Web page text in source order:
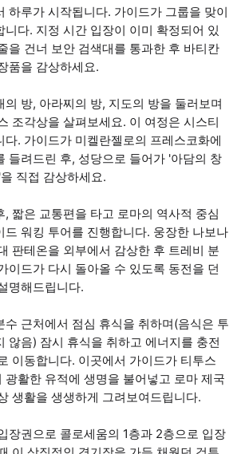
하루가 시작됩니다. 가이드가 그룹을 맞이
니다. 지정 시간 입장이 이미 확정되어 있
을 건너 보안 검색대를 통과한 후 바티칸
품을 감상하세요.
의 방, 아라찌의 방, 지도의 방을 둘러보며
조각상을 살펴보세요. 이 여정은 시스티
다. 가이드가 미켈란젤로의 프레스코화에
들려드린 후, 성당으로 들어가 '아담의 창
직접 감상하세요.
, 짧은 교통편을 타고 로마의 역사적 중심
드 워킹 투어를 진행합니다. 웅장한 나보나
판테온을 외부에서 감상한 후 트레비 분
이드가 다시 돌아올 수 있도록 동전을 던
명해드립니다.
수 근처에서 점심 휴식을 취하며(음식은 투
않음) 잠시 휴식을 취하고 에너지를 충전
이동합니다. 이곳에서 가이드가 티투스
광활한 유적에 생명을 불어넣고 로마 제국
생활을 생생하게 그려보여드립니다.
장권으로 콜로세움의 1층과 2층으로 입장